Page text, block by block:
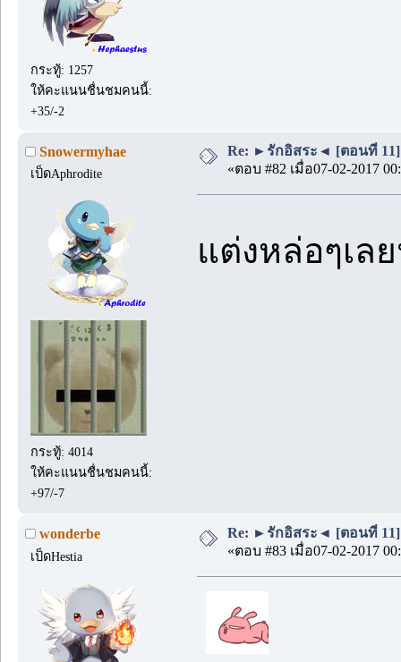
กระทู้: 1257
ให้คะแนนชื่นชมคนนี้:
+35/-2
Snowermyhae
เป็ดAphrodite
กระทู้: 4014
ให้คะแนนชื่นชมคนนี้:
+97/-7
Re: ►รักอิสระ◄ [ตอนที่ 11]
«ตอบ #82 เมื่อ07-02-2017
แต่งหล่อๆเ
wonderbe
เป็ดHestia
Re: ►รักอิสระ◄ [ตอนที่ 11]
«ตอบ #83 เมื่อ07-02-2017